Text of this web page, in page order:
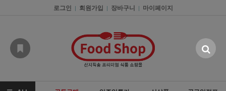
로그인 | 회원가입 | 장바구니 | 마이페이지